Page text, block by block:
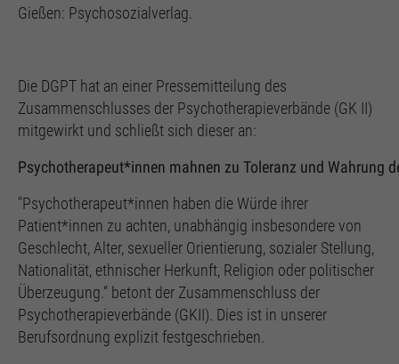
Gießen: Psychosozialverlag.
Die DGPT hat an einer Pressemitteilung des
Zusammenschlusses der Psychotherapieverbände (GK II)
mitgewirkt und schließt sich dieser an:
Psychotherapeut*innen mahnen zu Toleranz und Wahrung
"Psychotherapeut*innen haben die Würde ihrer
Patient*innen zu achten, unabhängig insbesondere von
Geschlecht, Alter, sexueller Orientierung, sozialer Stellung,
Nationalität, ethnischer Herkunft, Religion oder politischer
Überzeugung.“ betont der Zusammenschluss der
Psychotherapieverbände (GKII). Dies ist in unserer
Berufsordnung explizit festgeschrieben.